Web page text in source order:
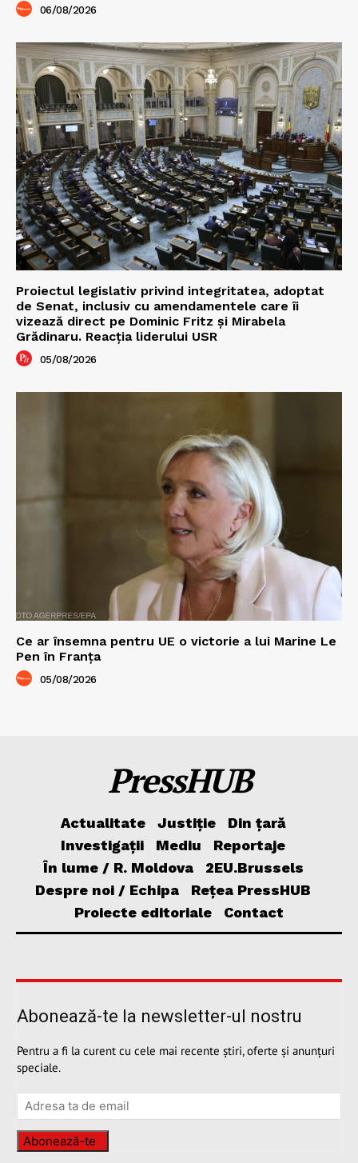
06/08/2026
Proiectul legislativ privind integritatea, adoptat
de Senat, inclusiv cu amendamentele care îi
vizează direct pe Dominic Fritz și Mirabela
Grădinaru. Reacția liderului USR
05/08/2026
Ce ar însemna pentru UE o victorie a lui Marine Le
Pen în Franța
05/08/2026
PressHUB
Actualitate Justiție
Din țară
Investigații
Mediu
Reportaje
În lume / R. Moldova
2EU.Brussels
Despre noi / Echipa
Rețea PressHUB
Proiecte editoriale
Contact
Abonează-te la newsletter-ul nostru
Pentru a fi la curent cu cele mai recente știri, oferte și anunțuri
speciale.
Abonează-te